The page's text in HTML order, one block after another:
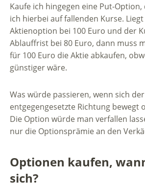
Kaufe ich hingegen eine Put-
ich hierbei auf fallenden Kurse.
Aktienoption bei 100 Euro und der
Ablauffrist bei 80 Euro, dann muss
für 100 Euro die Aktie abkaufen,
günstiger wäre.
Was würde passieren, wenn sich
entgegengesetzte Richtung bewegt
Die Option würde man verfallen
nur die Optionsprämie an den
Optionen kaufen,
sich?